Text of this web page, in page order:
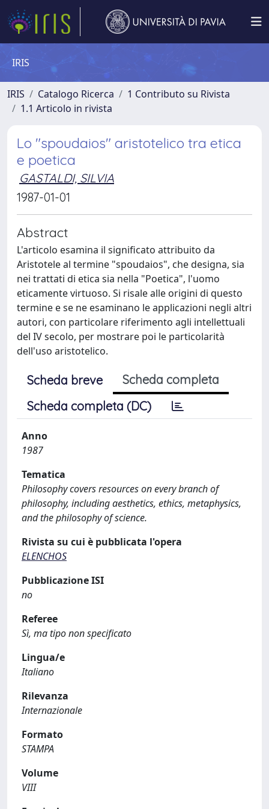
IRIS
IRIS Catalogo Ricerca
1 Contributo su Rivista
1.1 Articolo in rivista
Lo "spoudaios" aristotelico tra etica
e poetica
GASTALDI, SILVIA
1987-01-01
Abstract
L'articolo esamina il significato attribuito da
Aristotele al termine "spoudaios", che designa, sia
nei trattati di etica sia nella "Poetica", l'uomo
eticamente virtuoso. Si risale alle origini di questo
termine e se ne esaminano le applicazioni negli altri
autori, con particolare riferimento agli intellettuali
del IV secolo, per mostrare poi le particolarità
dell'uso aristotelico.
Scheda breve
Scheda completa
Scheda completa (DC)
Anno
1987
Tematica
Philosophy covers resources on every branch of
philosophy, including aesthetics, ethics, metaphysics,
and the philosophy of science.
Rivista su cui è pubblicata l'opera
ELENCHOS
Pubblicazione ISI
no
Referee
Sì, ma tipo non specificato
Lingua/e
Italiano
Rilevanza
Internazionale
Formato
STAMPA
Volume
VIII